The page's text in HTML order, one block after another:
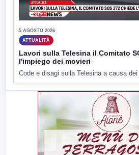
5 AGOSTO 2026
ATTUALITÀ
Lavori sulla Telesina il Comitato
l'impiego dei movieri
Code e disagi sulla Telesina a causa